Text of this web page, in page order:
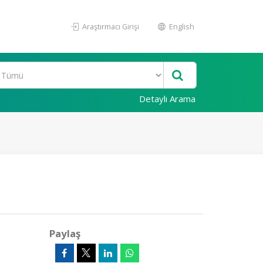
Araştırmacı Girişi English
Detaylı Arama
Paylaş